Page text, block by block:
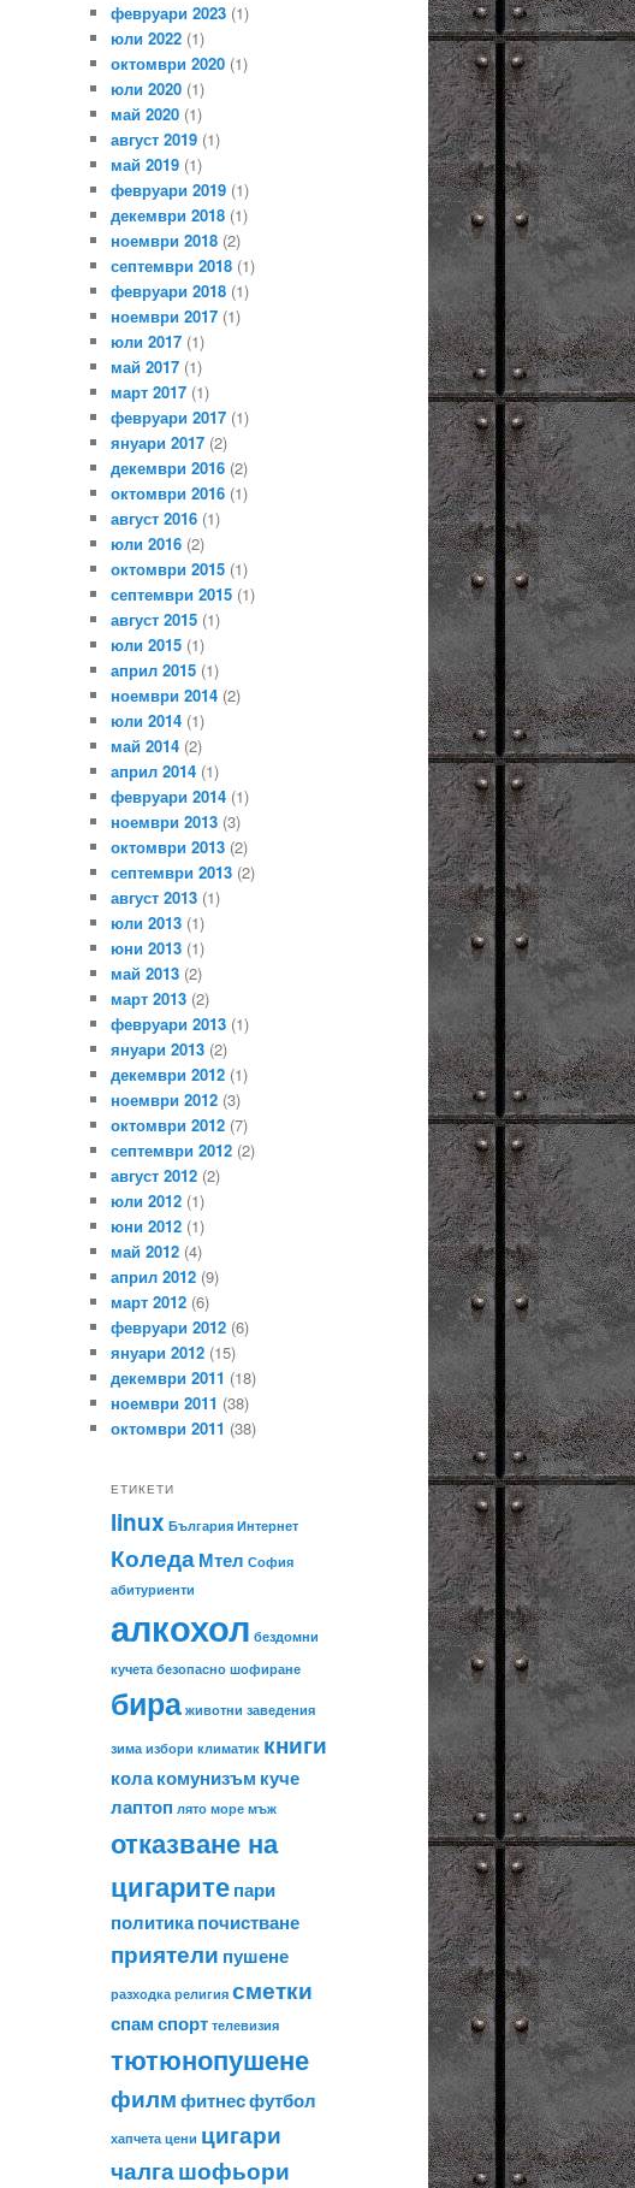
февруари 2023 (1)
юли 2022 (1)
октомври 2020 (1)
юли 2020 (1)
май 2020 (1)
август 2019 (1)
май 2019 (1)
февруари 2019 (1)
декември 2018 (1)
ноември 2018 (2)
септември 2018 (1)
февруари 2018 (1)
ноември 2017 (1)
юли 2017 (1)
май 2017 (1)
март 2017 (1)
февруари 2017 (1)
януари 2017 (2)
декември 2016 (2)
октомври 2016 (1)
август 2016 (1)
юли 2016 (2)
октомври 2015 (1)
септември 2015 (1)
август 2015 (1)
юли 2015 (1)
април 2015 (1)
ноември 2014 (2)
юли 2014 (1)
май 2014 (2)
април 2014 (1)
февруари 2014 (1)
ноември 2013 (3)
октомври 2013 (2)
септември 2013 (2)
август 2013 (1)
юли 2013 (1)
юни 2013 (1)
май 2013 (2)
март 2013 (2)
февруари 2013 (1)
януари 2013 (2)
декември 2012 (1)
ноември 2012 (3)
октомври 2012 (7)
септември 2012 (2)
август 2012 (2)
юли 2012 (1)
юни 2012 (1)
май 2012 (4)
април 2012 (9)
март 2012 (6)
февруари 2012 (6)
януари 2012 (15)
декември 2011 (18)
ноември 2011 (38)
октомври 2011 (38)
ЕТИКЕТИ
linux България Интернет
КоледаМтел София
абитуриенти
алкохол бездомни
кучета безопасно шофиране
бира животни заведения
зима избори климатик книги
колакомунизъм куче
лаптоп лято море мъж
отказване на
цигаритепари
политикапочистване
приятели пушене
разходка религия сметки
спамспорт телевизия
тютюнопушене
филмфитнесфутбол
хапчета цени цигари
чалгашофьори